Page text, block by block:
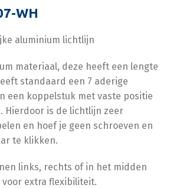
WH
aluminium lichtlijn
materiaal, deze heeft een lengte
standaard een 7 aderige
een koppelstuk met vaste positie
Hierdoor is de lichtlijn zeer
en hoef je geen schroeven en
te klikken.
links, rechts of in het midden
extra flexibiliteit.